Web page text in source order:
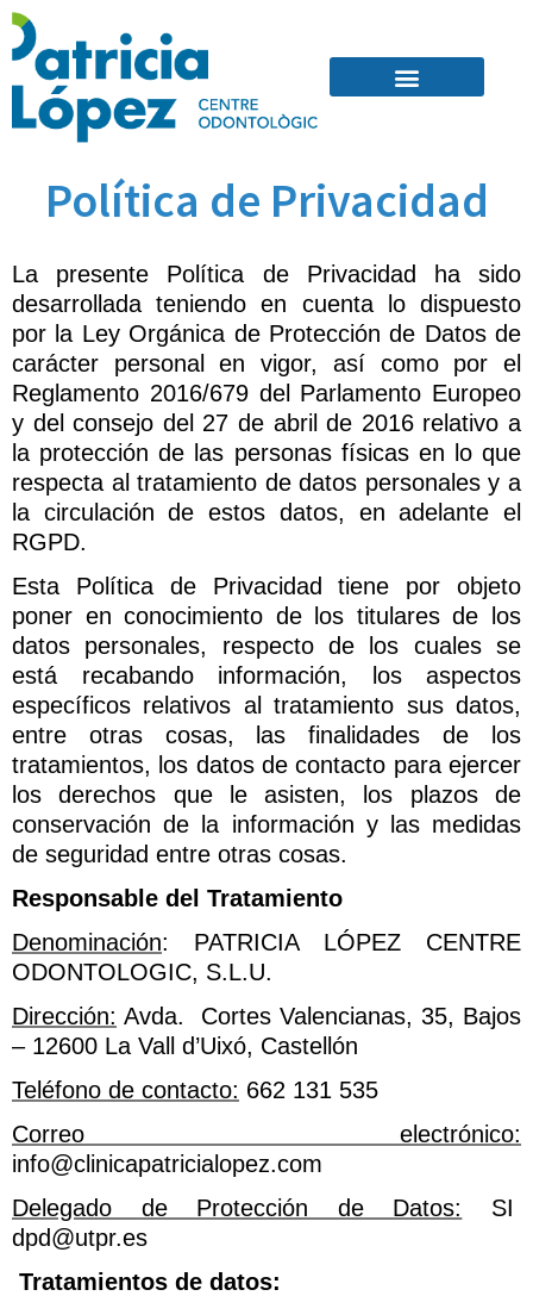
Política de Privacidad
La presente Política de Privacidad ha sido
desarrollada teniendo en cuenta lo dispuesto
por la Ley Orgánica de Protección de Datos de
carácter personal en vigor, así como por el
Reglamento 2016/679 del Parlamento Europeo
y del consejo del 27 de abril de 2016 relativo a
la protección de las personas físicas en lo que
respecta al tratamiento de datos personales y a
la circulación de estos datos, en adelante el
RGPD.
Esta Política de Privacidad tiene por objeto
poner en conocimiento de los titulares de los
datos personales, respecto de los cuales se
está recabando información, los aspectos
específicos relativos al tratamiento sus datos,
entre otras cosas, las finalidades de los
tratamientos, los datos de contacto para ejercer
los derechos que le asisten, los plazos de
conservación de la información y las medidas
de seguridad entre otras cosas.
Responsable del Tratamiento
Denominación: PATRICIA LÓPEZ CENTRE
ODONTOLOGIC, S.L.U.
Dirección: Avda. Cortes Valencianas, 35, Bajos
– 12600 La Vall d’Uixó, Castellón
Teléfono de contacto: 662 131 535
Correo electrónico:
info@clinicapatricialopez.com
Delegado de Protección de Datos:
SI
dpd@utpr.es
Tratamientos de datos: